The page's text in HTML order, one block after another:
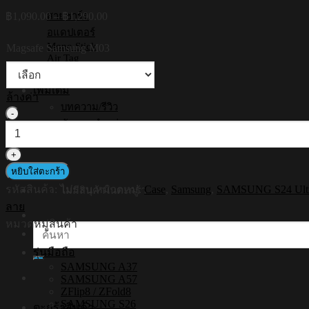
สายชาร์จ
อแดปเตอร์
Mono Stick
Air Tag
การรับประกัน
เพิ่มเติม
บทความ/รีวิว
ตัวแทนจำหน่าย
ไม่มีสินค้าในตะกร้า
ค้นหา:
1,090.00 – ฿1,290.00
฿1,290.00
Magsafe Samsung M03
ล้างค่า
SHIELD
Magsafe
Shockproof
Case
Everyday
Smiley
[SAMSUNG
S24Ultra,S25Ultra,S26Ultra]
หยิบใส่ตะกร้า
Case Samsung SAMSUNG S24
ลาย
หมวดหมู่สินค้า
รุ่นมือถือ
SAMSUNG A37
SAMSUNG A57
ZFlip8 / ZFold8
SAMSUNG S26